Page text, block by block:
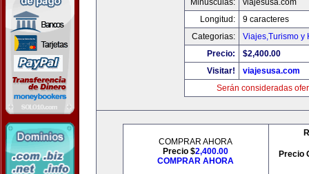
Minusculas:
viajesusa.com
Longitud:
9 caracteres
Categorias:
Viajes,Turismo y
Precio:
$2,400.00
Visitar!
viajesusa.com
Serán consideradas
COMPRAR AHORA
Precio $2,400.00
COMPRAR AHORA
Precio